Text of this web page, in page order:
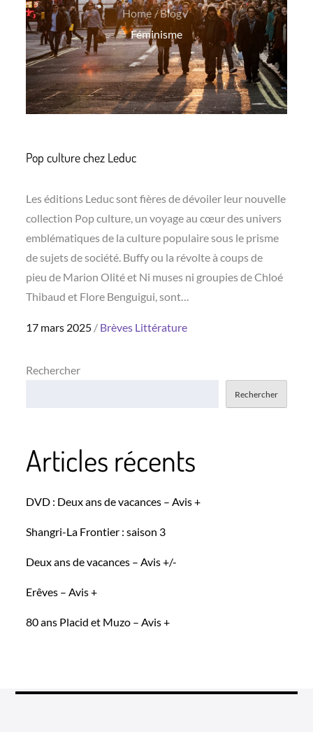
Home
Blog
Féminisme
Pop culture chez Leduc
Les éditions Leduc sont fières de dévoiler leur nouvelle
collection Pop culture, un voyage au cœur des univers
emblématiques de la culture populaire sous le prisme
de sujets de société. Buffy ou la révolte à coups de
pieu de Marion Olité et Ni muses ni groupies de Chloé
Thibaud et Flore Benguigui, sont…
Posted
17 mars 2025 Brèves Littérature
Rechercher
Rechercher
Articles récents
DVD : Deux ans de vacances – Avis +
Shangri-La Frontier : saison 3
Deux ans de vacances – Avis +/-
Erêves – Avis +
80 ans Placid et Muzo – Avis +